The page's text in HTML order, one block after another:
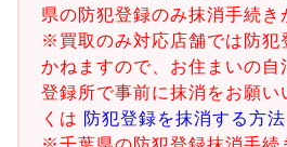
県の防犯登録のみ抹消手続き
※買取のみ対応店舗では防犯
かねますので、お住まいの自
登録所で事前に抹消をお願い
くは 防犯登録を抹消する方法